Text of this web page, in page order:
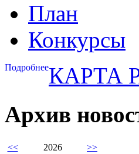
План
Конкурсы
КАРТА
Подробнее
Архив
<< 2026
>>